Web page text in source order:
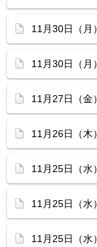
11月30日（月
11月30日（月
11月27日（金
11月26日（木
11月25日（水
11月25日（水
11月25日（水